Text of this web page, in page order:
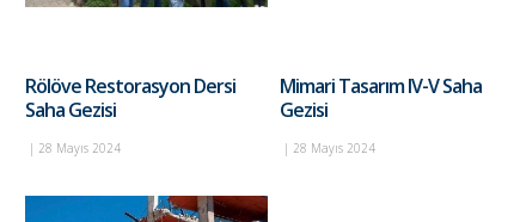
Rölöve Restorasyon Dersi
Saha Gezisi
| 28 Mayıs 2024
Mimari Tasarım IV-V Saha
Gezisi
| 28 Mayıs 2024